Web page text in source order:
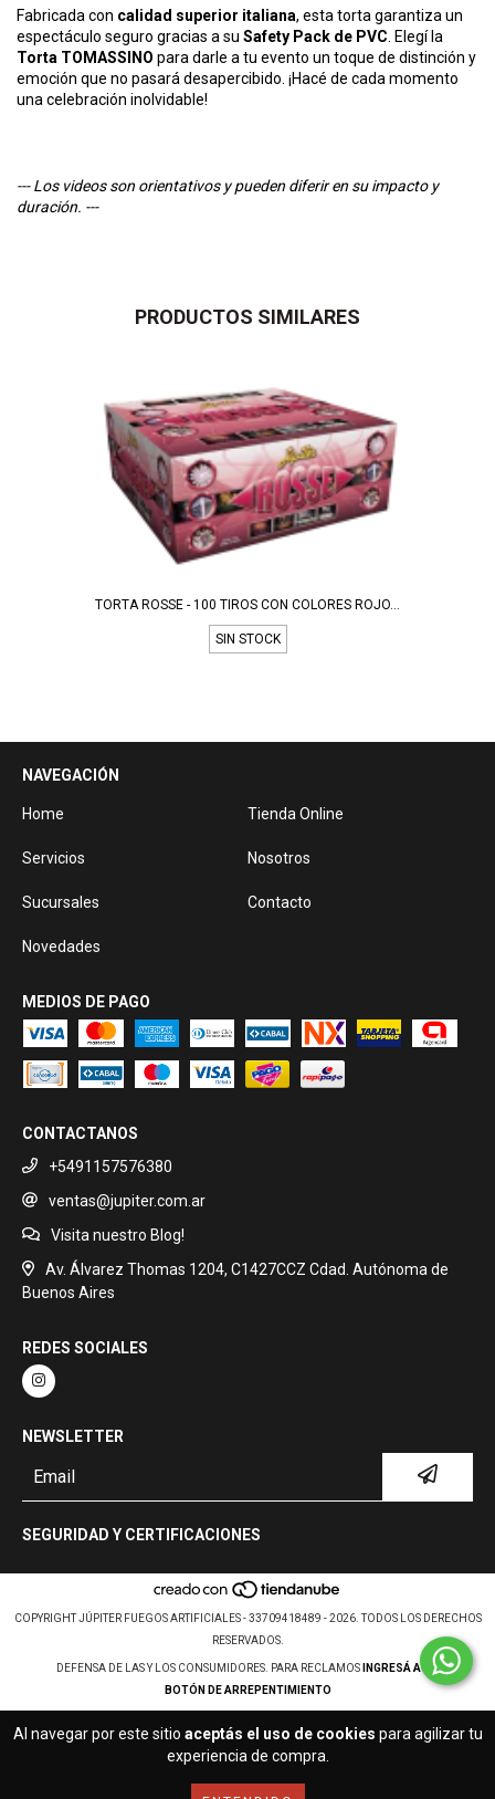
Al navegar por este sitio aceptás el uso de cookies para agilizar tu
experiencia de compra.
Fabricada con calidad superior italiana, esta torta garantiza un
espectáculo seguro gracias a su Safety Pack de PVC . Elegí la
Torta TOMASSINO para darle a tu evento un toque de distinción y
emoción que no pasará desapercibido. ¡Hacé de cada momento
una celebración inolvidable!
--- Los videos son orientativos y pueden diferir en su impacto y
duración. ---
PRODUCTOS SIMILARES
TORTA ROSSE - 100 TIROS CON COLORES ROJO...
SIN STOCK
NAVEGACIÓN
Home Tienda Online
Servicios Nosotros
Sucursales Contacto
Novedades
MEDIOS DE PAGO
CONTACTANOS
+5491157576380
ventas@jupiter.com.ar
Visita nuestro Blog!
Av. Álvarez Thomas 1204, C1427CCZ Cdad. Autónoma de
Buenos Aires
REDES SOCIALES
NEWSLETTER
SEGURIDAD Y CERTIFICACIONES
COPYRIGHT JÚPITER FUEGOS ARTIFICIALES - 33709418489 - 2026. TODOS LOS DERECHOS
RESERVADOS.
DEFENSA DE LAS Y LOS CONSUMIDORES. PARA RECLAMOS
INGRESÁ ACÁ.
BOTÓN DE ARREPENTIMIENTO